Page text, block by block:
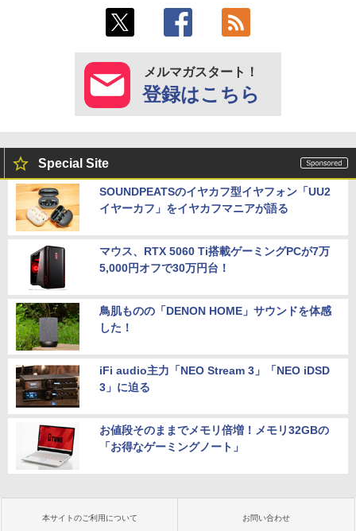
メルマガスタート！
登録はこちら
Special Site
SOUNDPEATSのイヤカフ型イヤフォン「UU2
イヤーカフ」をイヤカフマニアが語る
マウス、RTX 5060 Ti搭載ゲーミングPCが7万
5,000円オフで30万円台！
鳥肌ものの「DENON HOME」サウンドを体感
した！
iFi audio主力「NEO Stream 3」「NEO iDSD
3」に迫る
お値段そのままでメモリ倍増！メモリ32GBの
「お得なゲーミングノート」
本サイトのご利用について お問い合わせ